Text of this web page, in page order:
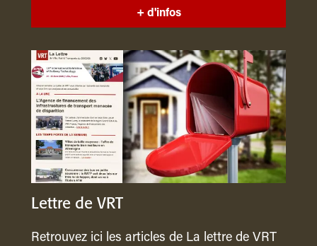
+ d'infos
Lettre de VRT
Retrouvez ici les articles de La lettre de VRT